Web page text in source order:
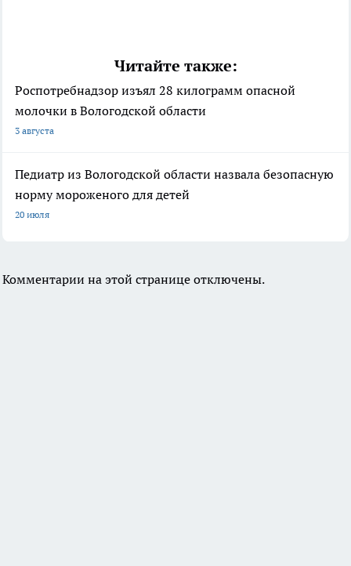
Читайте также:
Роспотребнадзор изъял 28 килограмм опасной
молочки в Вологодской области
3 августа
Педиатр из Вологодской области назвала безопасную
норму мороженого для детей
20 июля
Комментарии на этой странице отключены.